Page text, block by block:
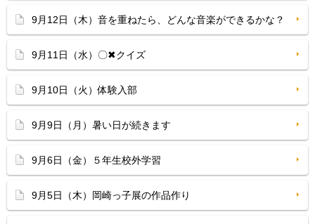
9月12日（木）音を重ねたら、どんな音楽ができるかな？
9月11日（水）〇✖クイズ
9月10日（火）体験入部
9月9日（月）暑い日が続きます
9月6日（金）５年生校外学習
9月5日（木）岡崎っ子展の作品作り